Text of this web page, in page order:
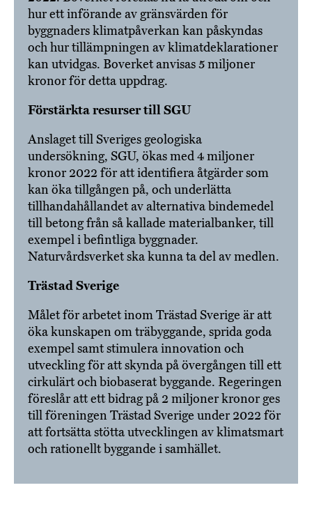
hur ett införande av gränsvärden för
byggnaders klimatpåverkan kan påskyndas
och hur tillämpningen av klimatdeklarationer
kan utvidgas. Boverket anvisas 5 miljoner
kronor för detta uppdrag.
Förstärkta resurser till SGU
Anslaget till Sveriges geologiska
undersökning, SGU, ökas med 4 miljoner
kronor 2022 för att identifiera åtgärder som
kan öka tillgången på, och underlätta
tillhandahållandet av alternativa bindemedel
till betong från så kallade materialbanker, till
exempel i befintliga byggnader.
Naturvårdsverket ska kunna ta del av medlen.
Trästad Sverige
Målet för arbetet inom Trästad Sverige är att
öka kunskapen om träbyggande, sprida goda
exempel samt stimulera innovation och
utveckling för att skynda på övergången till ett
cirkulärt och biobaserat byggande. Regeringen
föreslår att ett bidrag på 2 miljoner kronor ges
till föreningen Trästad Sverige under 2022 för
att fortsätta stötta utvecklingen av klimatsmart
och rationellt byggande i samhället.